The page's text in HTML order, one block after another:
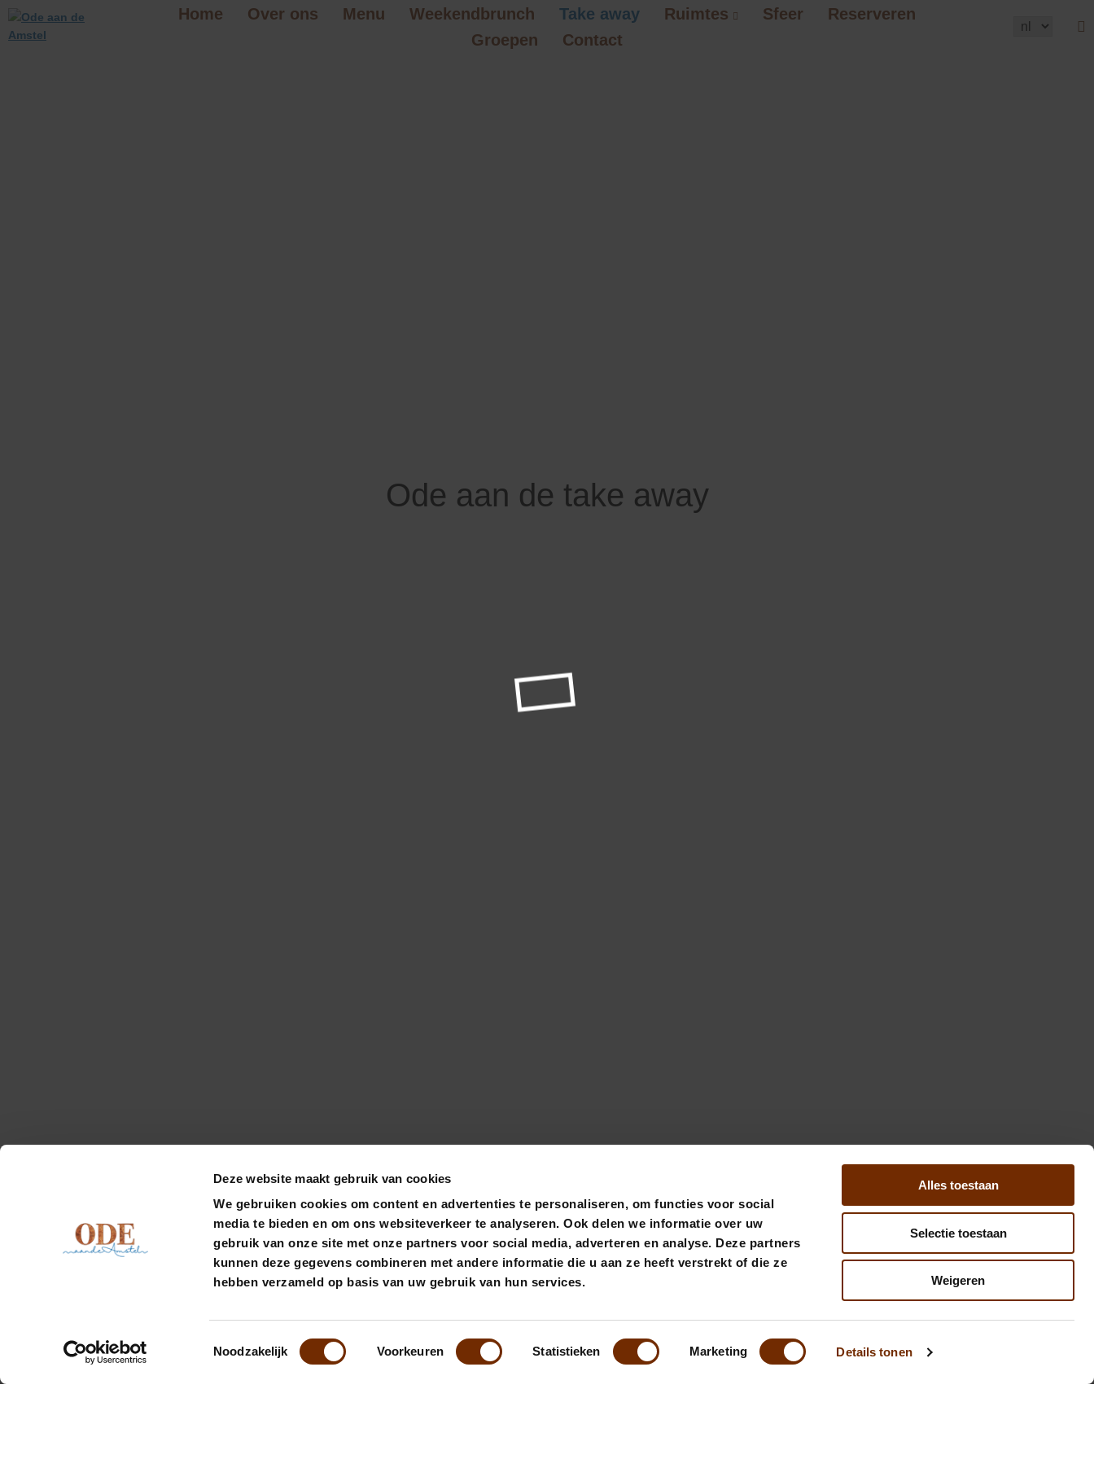
Deze website maakt gebruik van cookies
We gebruiken cookies om content en advertenties te personaliseren, om functies voor social
media te bieden en om ons websiteverkeer te analyseren. Ook delen we informatie over uw
gebruik van onze site met onze partners voor social media, adverteren en analyse. Deze partners
kunnen deze gegevens combineren met andere informatie die u aan ze heeft verstrekt of die ze
hebben verzameld op basis van uw gebruik van hun services.
Toestemmingsselectie
Noodzakelijk Voorkeuren Statistieken Marketing Details tonen
Alles toestaan
Selectie toestaan
Weigeren
Home Over ons Menu Weekendbrunch Take away Ruimtes Sfeer
Reserveren
Groepen
Contact
Ode aan de take away